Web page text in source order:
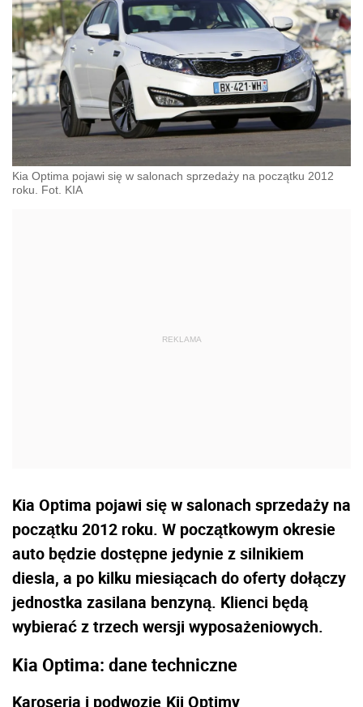
Kia Optima pojawi się w salonach sprzedaży na początku 2012
roku. Fot. KIA
Kia Optima pojawi się w salonach sprzedaży na
początku 2012 roku. W początkowym okresie
auto będzie dostępne jedynie z silnikiem
diesla, a po kilku miesiącach do oferty dołączy
jednostka zasilana benzyną. Klienci będą
wybierać z trzech wersji wyposażeniowych.
Kia Optima: dane techniczne
Karoseria i podwozie Kii Optimy